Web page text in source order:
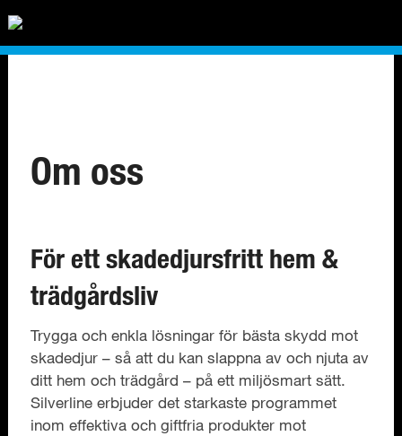
Om oss
För ett skadedjursfritt hem &
trädgårdsliv
Trygga och enkla lösningar för bästa skydd mot
skadedjur – så att du kan slappna av och njuta av
ditt hem och trädgård – på ett miljösmart sätt.
Silverline erbjuder det starkaste programmet
inom effektiva och giftfria produkter mot